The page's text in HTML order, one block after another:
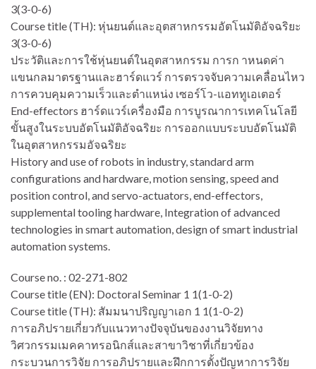
3(3-0-6)
Course title (TH): หุ่นยนต์และอุตสาหกรรมอัตโนมัติอัจฉริยะ
3(3-0-6)
ประวัติและการใช้หุ่นยนต์ในอุตสาหกรรม การก าหนดค่า
แขนกลมาตรฐานและฮาร์ดแวร์ การตรวจจับความเคลื่อนไหว
การควบคุมความเร็วและตำแหน่ง เซอร์โว-แอททูเอเตอร์
End-effectors ฮาร์ดแวร์เครื่องมือ การบูรณาการเทคโนโลยี
ขั้นสูงในระบบอัตโนมัติอัจฉริยะ การออกแบบระบบอัตโนมัติ
ในอุตสาหกรรมอัจฉริยะ
History and use of robots in industry, standard arm
configurations and hardware, motion sensing, speed and
position control, and servo-actuators, end-effectors,
supplemental tooling hardware, Integration of advanced
technologies in smart automation, design of smart industrial
automation systems.
Course no. : 02-271-802
Course title (EN): Doctoral Seminar 1 1(1-0-2)
Course title (TH): สัมมนาปริญญาเอก 1 1(1-0-2)
การอภิปรายเกี่ยวกับแนวทางปัจจุบันของงานวิจัยทาง
วิศวกรรมเมคคาทรอนิกส์และสาขาวิชาที่เกี่ยวข้อง
กระบวนการวิจัย การอภิปรายและฝึกการตั้งปัญหาการวิจัย